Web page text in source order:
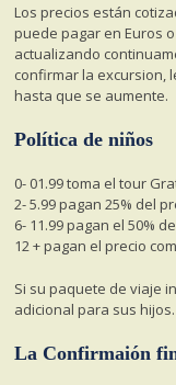
Los precios están
puede pagar en Euros
actualizando
confirmar la excursion,
hasta que se aumente.
Política de niños
0- 01.99 toma el tour
2- 5.99 pagan 25% del
6- 11.99 pagan el 50%
12 + pagan el precio
Si su paquete de viaje
adicional para sus hijos.
La Confirmaión